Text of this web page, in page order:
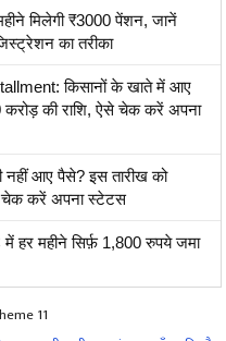
मिलेगी ₹3000 पेंशन, जानें
का तरीका
किसानों के खाते में आए
करोड़ की राशि, ऐसे चेक करें अपना
नहीं आए पैसे? इस तारीख को
चेक करें अपना स्टेटस
हर महीने सिर्फ़ 1,800 रुपये जमा
11